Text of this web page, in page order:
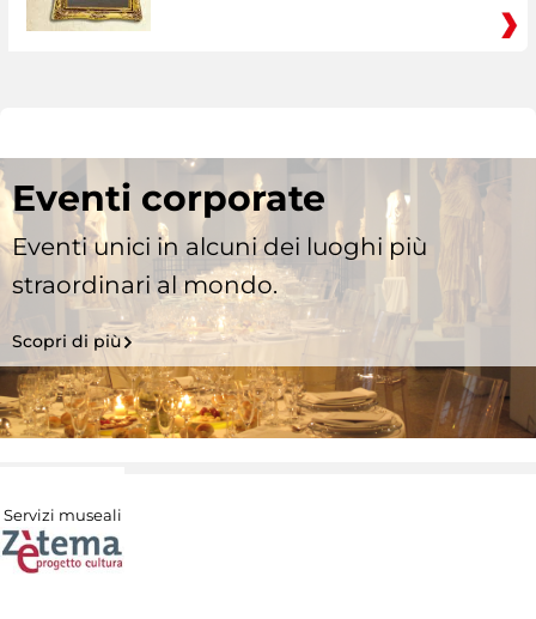
Eventi corporate
Eventi unici in alcuni dei luoghi più
straordinari al mondo.
Scopri di più
Servizi museali